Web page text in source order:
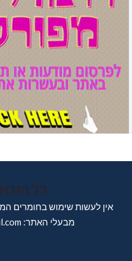
כל
אין לעשות שימוש בחומרים
מבעלי האתר: avihai.zoomat@gmail.com